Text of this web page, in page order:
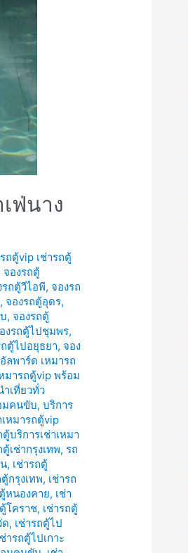
ฟ่นาง
ถตู้vip เช่ารถตู้
จองรถตู้
รถตู้วีไอพี, จองรถ
, จองรถตู้อุดร,
, จองรถตู้
งรถตู้ไปชุมพร,
ตู้ไปอยุธยา, จอง
ลพาร์ด เหมารถ
หมารถตู้vip พร้อม
เที่ยวทั่ว
มคนขับ,บริการ
เหมารถตู้vip
ตู้บริการเช่าเหมา
ตู้เช่ากรุงเทพ, รถ
, เช่ารถตู้
กรุงเทพ, เช่ารถ
หนองคาย, เช่า
โคราช, เช่ารถตู้
ด, เช่ารถตู้ไป
ช่ารถตู้ไปเกาะ